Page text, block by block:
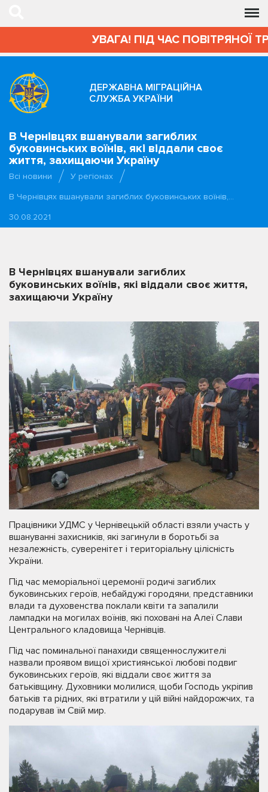
УВАГА! ПІД ЧАС ПОВІТРЯНОЇ
ДЕРЖАВНА МІГРАЦІЙНА
СЛУЖБА УКРАЇНИ
В Чернівцях вшанували загиблих
буковинських воїнів, які віддали своє
життя, захищаючи Україну
Всі новини
У регіонах
В Чернівцях вшанували загиблих буковинських воїнів,…
30.08.2021
В Чернівцях вшанували загиблих
буковинських воїнів, які віддали своє життя,
захищаючи Україну
Працівники УДМС у Чернівецькій області взяли участь у
вшануванні захисників, які загинули в боротьбі за
незалежність, суверенітет і територіальну цілісність
України.
Під час меморіальної церемонії родичі загиблих
буковинських героїв, небайдужі городяни, представники
влади та духовенства поклали квіти та запалили
лампадки на могилах воїнів, які поховані на Алеї Слави
Центрального кладовища Чернівців.
Під час поминальної панахиди священнослужителі
назвали проявом вищої християнської любові подвиг
буковинських героїв, які віддали своє життя за
батьківщину. Духовники молилися, щоби Господь укріпив
батьків та рідних, які втратили у цій війні найдорожчих, та
подарував їм Свій мир.